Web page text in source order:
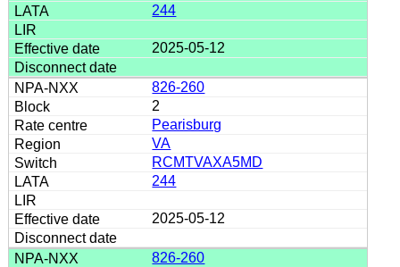
244
2025-05-12
826-260
2
Pearisburg
VA
RCMTVAXA5MD
244
2025-05-12
826-260